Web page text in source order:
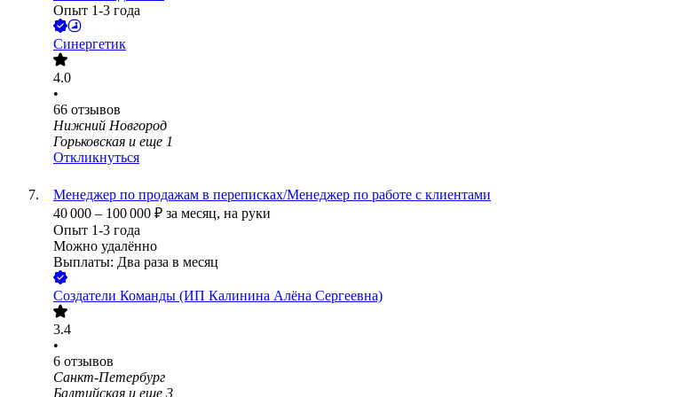
Опыт 1-3 года
Синергетик
4.0
•
66 отзывов
Нижний Новгород
Горьковская и еще 1
Откликнуться
Менеджер по продажам в переписках/Менеджер по работе с клиентами
40 000 – 100 000 ₽ за месяц, на руки
Опыт 1-3 года
Можно удалённо
Выплаты: Два раза в месяц
Создатели Команды (ИП Калинина Алёна Сергеевна)
3.4
•
6 отзывов
Санкт-Петербург
Балтийская и еще 3